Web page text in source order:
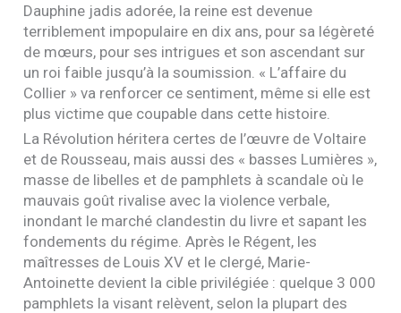
Dauphine jadis adorée, la reine est devenue
terriblement impopulaire en dix ans, pour sa légèreté
de mœurs, pour ses intrigues et son ascendant sur
un roi faible jusqu’à la soumission. « L’affaire du
Collier » va renforcer ce sentiment, même si elle est
plus victime que coupable dans cette histoire.
La Révolution héritera certes de l’œuvre de Voltaire
et de Rousseau, mais aussi des « basses Lumières »,
masse de libelles et de pamphlets à scandale où le
mauvais goût rivalise avec la violence verbale,
inondant le marché clandestin du livre et sapant les
fondements du régime. Après le Régent, les
maîtresses de Louis XV et le clergé, Marie-
Antoinette devient la cible privilégiée : quelque 3 000
pamphlets la visant relèvent, selon la plupart des